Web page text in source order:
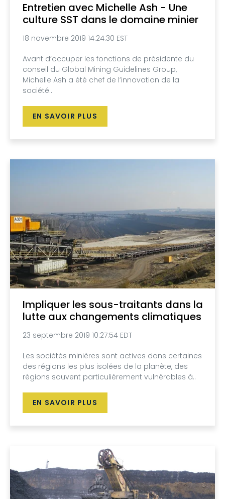
Entretien avec Michelle Ash - Une
culture SST dans le domaine minier
18 novembre 2019 14:24:30 EST
Avant d’occuper les fonctions de présidente du
conseil du Global Mining Guidelines Group,
Michelle Ash a été chef de l’innovation de la
société..
EN SAVOIR PLUS
Impliquer les sous-traitants dans la
lutte aux changements climatiques
23 septembre 2019 10:27:54 EDT
Les sociétés minières sont actives dans certaines
des régions les plus isolées de la planète, des
régions souvent particulièrement vulnérables à..
EN SAVOIR PLUS